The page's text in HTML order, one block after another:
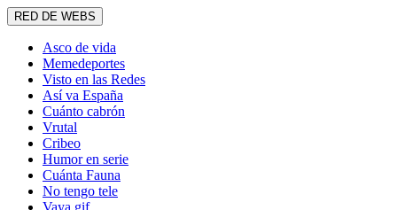
RED DE WEBS
Asco de vida
Memedeportes
Visto en las Redes
Así va España
Cuánto cabrón
Vrutal
Cribeo
Humor en serie
Cuánta Fauna
No tengo tele
Vaya gif